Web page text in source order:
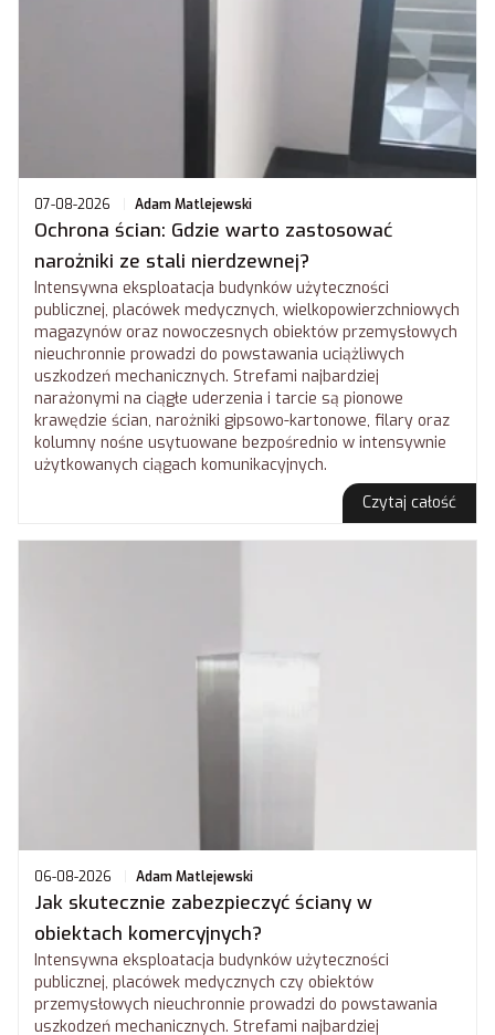
07-08-2026 Adam Matlejewski
Ochrona ścian: Gdzie warto zastosować
narożniki ze stali nierdzewnej?
Intensywna eksploatacja budynków użyteczności
publicznej, placówek medycznych, wielkopowierzchniowych
magazynów oraz nowoczesnych obiektów przemysłowych
nieuchronnie prowadzi do powstawania uciążliwych
uszkodzeń mechanicznych. Strefami najbardziej
narażonymi na ciągłe uderzenia i tarcie są pionowe
krawędzie ścian, narożniki gipsowo-kartonowe, filary oraz
kolumny nośne usytuowane bezpośrednio w intensywnie
użytkowanych ciągach komunikacyjnych.
Czytaj całość
06-08-2026 Adam Matlejewski
Jak skutecznie zabezpieczyć ściany w
obiektach komercyjnych?
Intensywna eksploatacja budynków użyteczności
publicznej, placówek medycznych czy obiektów
przemysłowych nieuchronnie prowadzi do powstawania
uszkodzeń mechanicznych. Strefami najbardziej